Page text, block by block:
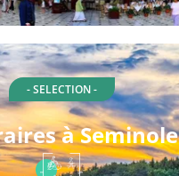
- SELECTION -
à Seminole